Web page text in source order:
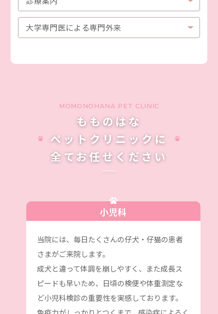
大学専門医による専門外来
MOMONOHANA PET CLINIC
もものはな
ペットクリニックに
全てお任せください
小児科
当院には、毎日たくさんの仔犬・仔猫の患者
さまがご来院します。
成犬と違って体調を崩しやすく、また成長ス
ピードも早いため、日頃の検便や体重測定な
ど小児科検診の重要性を実感しております。